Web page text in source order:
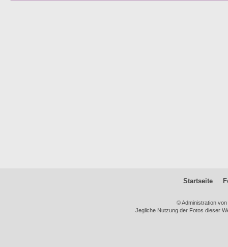
Startseite
© Administration
Jegliche Nutzung der Fotos dieser